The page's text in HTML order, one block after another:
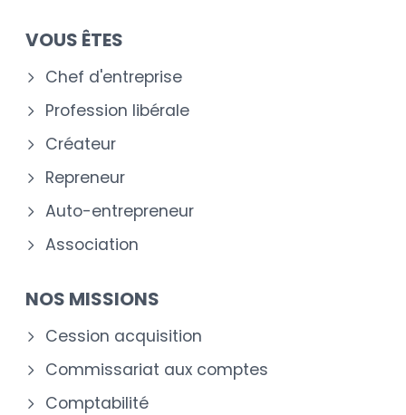
VOUS ÊTES
Chef d'entreprise
Profession libérale
Créateur
Repreneur
Auto-entrepreneur
Association
NOS MISSIONS
Cession acquisition
Commissariat aux comptes
Comptabilité